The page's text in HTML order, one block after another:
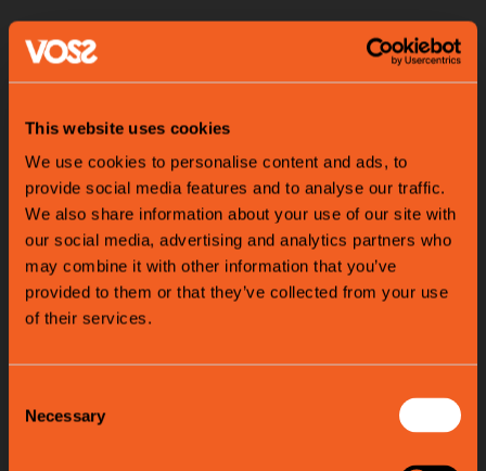
This website uses cookies
We use cookies to personalise content and ads, to
provide social media features and to analyse our traffic.
We also share information about your use of our site with
our social media, advertising and analytics partners who
may combine it with other information that you’ve
provided to them or that they’ve collected from your use
of their services.
Selection
Necessary